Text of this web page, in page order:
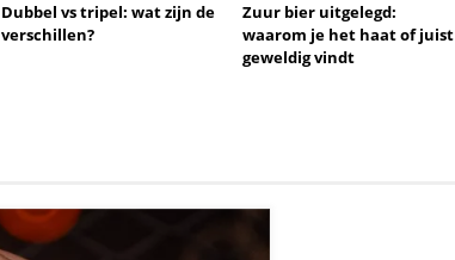
Dubbel vs tripel: wat zijn de
verschillen?
Zuur bier uitgelegd:
waarom je het haat of juist
geweldig vindt